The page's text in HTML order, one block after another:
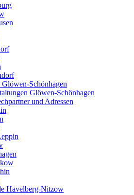
Glöwen-Schönhagen
Glöwen-Schönhagen
und Adressen
Havelberg-Nitzow